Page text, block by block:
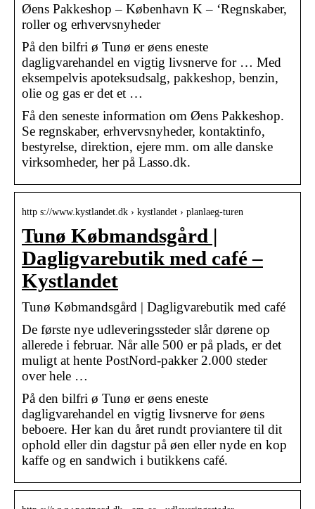
Øens Pakkeshop – København K – ‘Regnskaber,
roller og erhvervsnyheder
På den bilfri ø Tunø er øens eneste
dagligvarehandel en vigtig livsnerve for … Med
eksempelvis apoteksudsalg, pakkeshop, benzin,
olie og gas er det et …
Få den seneste information om Øens Pakkeshop.
Se regnskaber, erhvervsnyheder, kontaktinfo,
bestyrelse, direktion, ejere mm. om alle danske
virksomheder, her på Lasso.dk.
http s://www.kystlandet.dk › kystlandet › planlaeg-turen
Tunø Købmandsgård |
Dagligvarebutik med café –
Kystlandet
Tunø Købmandsgård | Dagligvarebutik med café
De første nye udleveringssteder slår dørene op
allerede i februar. Når alle 500 er på plads, er det
muligt at hente PostNord-pakker 2.000 steder
over hele …
På den bilfri ø Tunø er øens eneste
dagligvarehandel en vigtig livsnerve for øens
beboere. Her kan du året rundt proviantere til dit
ophold eller din dagstur på øen eller nyde en kop
kaffe og en sandwich i butikkens café.